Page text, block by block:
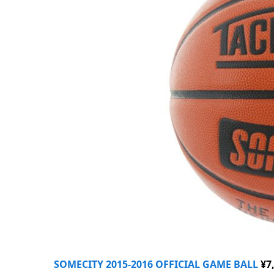
SOMECITY 2015-2016 OFFICIAL GAME BALL